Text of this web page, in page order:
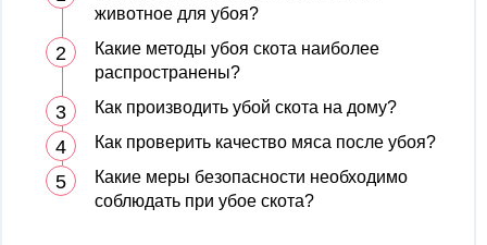
животное для убоя?
Какие методы убоя скота наиболее
распространены?
Как производить убой скота на дому?
Как проверить качество мяса после убоя?
Какие меры безопасности необходимо
соблюдать при убое скота?